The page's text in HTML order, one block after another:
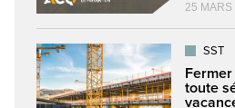
25 MARS
SST
toute